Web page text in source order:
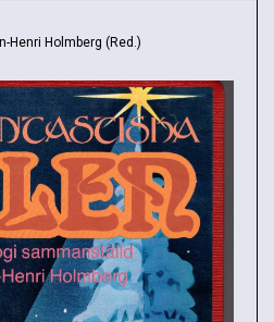
Henri Holmberg (Red.)